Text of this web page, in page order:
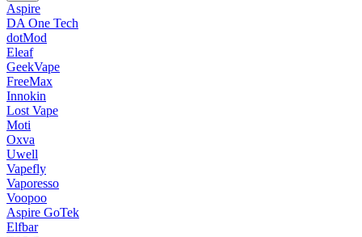
Aspire
DA One Tech
dotMod
Eleaf
GeekVape
FreeMax
Innokin
Lost Vape
Moti
Oxva
Uwell
Vapefly
Vaporesso
Voopoo
Aspire GoTek
Elfbar